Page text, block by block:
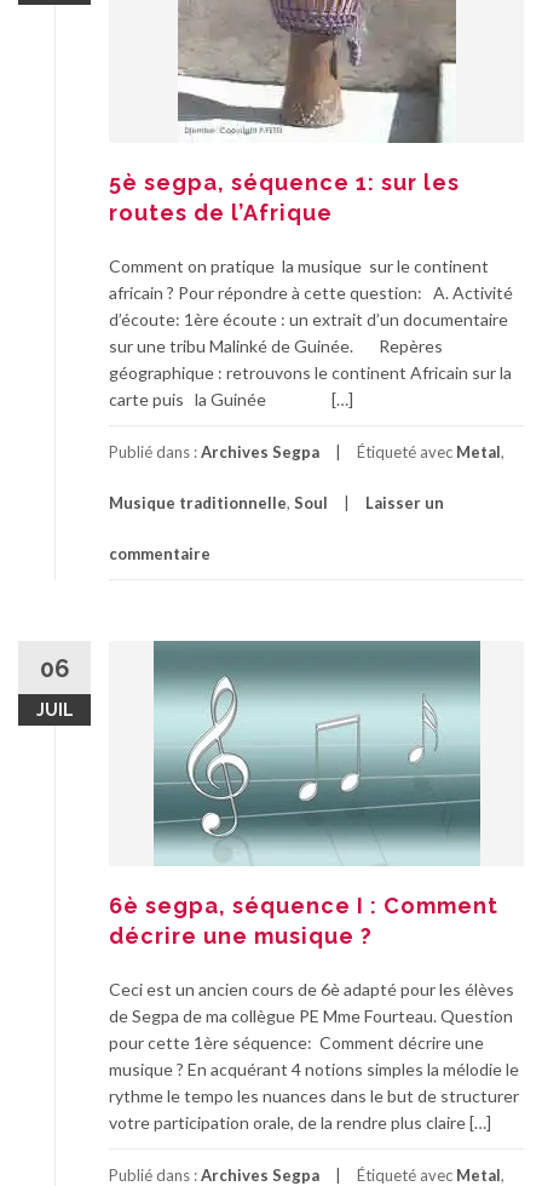
5è segpa, séquence 1: sur les
routes de l’Afrique
Comment on pratique la musique sur le continent
africain ? Pour répondre à cette question: A. Activité
d’écoute: 1ère écoute : un extrait d’un documentaire
sur une tribu Malinké de Guinée. Repères
géographique : retrouvons le continent Africain sur la
carte puis la Guinée […]
Publié dans :Archives Segpa Étiqueté avec Metal,
Musique traditionnelle, Soul Laisser un
commentaire
06
JUIL
6è segpa, séquence I : Comment
décrire une musique ?
Ceci est un ancien cours de 6è adapté pour les élèves
de Segpa de ma collègue PE Mme Fourteau. Question
pour cette 1ère séquence: Comment décrire une
musique ? En acquérant 4 notions simples la mélodie le
rythme le tempo les nuances dans le but de structurer
votre participation orale, de la rendre plus claire […]
Publié dans :Archives Segpa Étiqueté avec Metal,